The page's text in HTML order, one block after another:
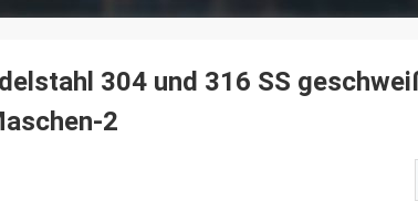
304 und 316 SS
2